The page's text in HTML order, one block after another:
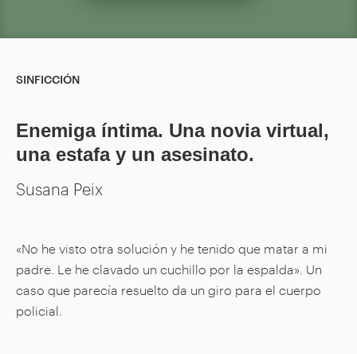
SINFICCIÓN
Enemiga íntima. Una novia virtual,
una estafa y un asesinato.
Susana Peix
«No he visto otra solución y he tenido que matar a mi
padre. Le he clavado un cuchillo por la espalda». Un
caso que parecía resuelto da un giro para el cuerpo
policial.